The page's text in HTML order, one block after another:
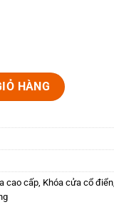
RC số lượng
HÀNG
cao cấp Khóa cửa cổ điển